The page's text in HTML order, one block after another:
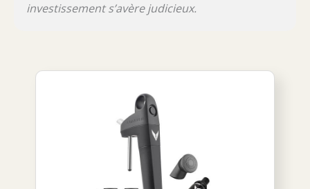
investissement s’avère judicieux.